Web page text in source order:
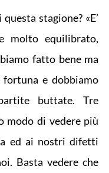
stagione? «E’
molto equilibrato,
fatto bene ma
e dobbiamo
buttate. Tre
modo di vedere più
ed ai nostri difetti
Basta vedere che